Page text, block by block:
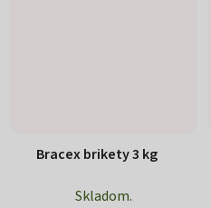
Bracex brikety 3 kg
Skladom.